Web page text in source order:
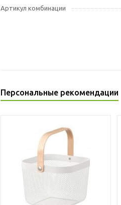
Артикул комбинации
Персональные рекомендации